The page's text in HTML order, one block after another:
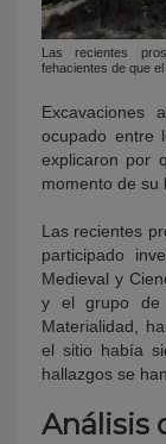
Las recientes
fehacientes de que
Excavaciones
ocupado entre
explicaron por
momento de su
Las recientes
participado
Medieval y
y el grupo de
Materialidad,
el sitio había
hallazgos se
Análisis